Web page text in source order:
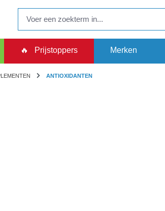
🔥 Prijstoppers Merken
ANTIOXIDANTEN